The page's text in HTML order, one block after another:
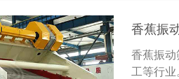
香蕉振
香蕉振动
工等行